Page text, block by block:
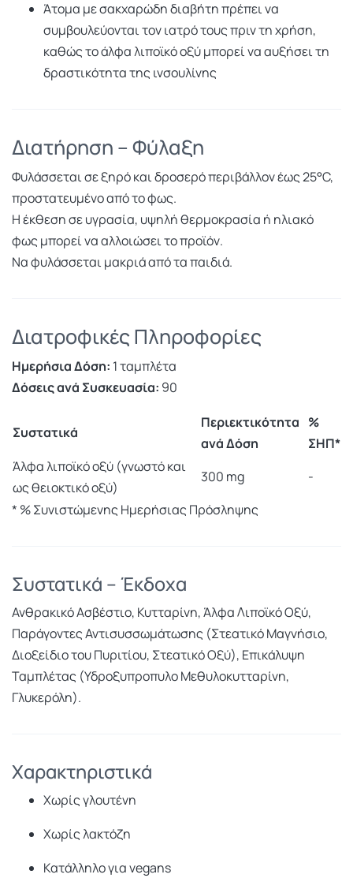
Άτομα με σακχαρώδη διαβήτη πρέπει να
συμβουλεύονται τον ιατρό τους πριν τη χρήση,
καθώς το άλφα λιποϊκό οξύ μπορεί να αυξήσει τη
δραστικότητα της ινσουλίνης
Διατήρηση – Φύλαξη
Φυλάσσεται σε ξηρό και δροσερό περιβάλλον έως 25°C,
προστατευμένο από το φως.
Η έκθεση σε υγρασία, υψηλή θερμοκρασία ή ηλιακό
φως μπορεί να αλλοιώσει το προϊόν.
Να φυλάσσεται μακριά από τα παιδιά.
Διατροφικές Πληροφορίες
Ημερήσια Δόση: 1 ταμπλέτα
Δόσεις ανά Συσκευασία: 90
Συστατικά
Περιεκτικότητα
ανά Δόση
%
ΣΗΠ*
Άλφα λιποϊκό οξύ (γνωστό και
ως θειοκτικό οξύ)
300 mg
-
* % Συνιστώμενης Ημερήσιας Πρόσληψης
Συστατικά – Έκδοχα
Ανθρακικό Ασβέστιο, Κυτταρίνη, Άλφα Λιποϊκό Οξύ,
Παράγοντες Αντισυσσωμάτωσης (Στεατικό Μαγνήσιο,
Διοξείδιο του Πυριτίου, Στεατικό Οξύ), Επικάλυψη
Ταμπλέτας (Υδροξυπροπυλο Μεθυλοκυτταρίνη,
Γλυκερόλη).
Χαρακτηριστικά
Χωρίς γλουτένη
Χωρίς λακτόζη
Κατάλληλο για vegans